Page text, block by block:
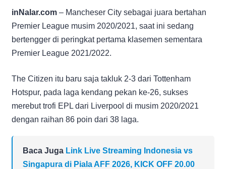
inNalar.com – Mancheser City sebagai juara bertahan
Premier League musim 2020/2021, saat ini sedang
bertengger di peringkat pertama klasemen sementara
Premier League 2021/2022.
The Citizen itu baru saja takluk 2-3 dari Tottenham
Hotspur, pada laga kendang pekan ke-26, sukses
merebut trofi EPL dari Liverpool di musim 2020/2021
dengan raihan 86 poin dari 38 laga.
Baca Juga Link Live Streaming Indonesia vs
Singapura di Piala AFF 2026, KICK OFF 20.00